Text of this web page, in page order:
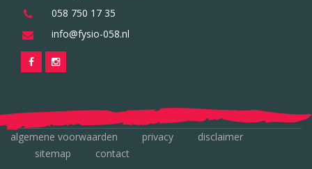
058 750 17 35
info@fysio-058.nl
algemene voorwaarden privacy
disclaimer
sitemap
contact